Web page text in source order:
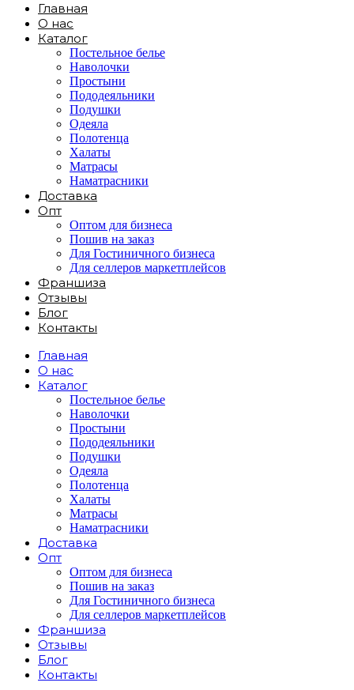
Главная
О нас
Каталог
Постельное белье
Наволочки
Простыни
Пододеяльники
Подушки
Одеяла
Полотенца
Халаты
Матрасы
Наматрасники
Доставка
Опт
Оптом для бизнеса
Пошив на заказ
Для Гостиничного бизнеса
Для селлеров маркетплейсов
Франшиза
Отзывы
Блог
Контакты
Главная
О нас
Каталог
Постельное белье
Наволочки
Простыни
Пододеяльники
Подушки
Одеяла
Полотенца
Халаты
Матрасы
Наматрасники
Доставка
Опт
Оптом для бизнеса
Пошив на заказ
Для Гостиничного бизнеса
Для селлеров маркетплейсов
Франшиза
Отзывы
Блог
Контакты